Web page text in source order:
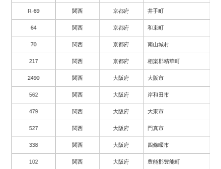
R-69 関西 京都府 井手町
64 関西 京都府 和束町
70 関西 京都府 南山城村
217 関西 京都府 相楽郡精華町
2490 関西 大阪府 大阪市
562 関西 大阪府 岸和田市
479 関西 大阪府 大東市
527 関西 大阪府 門真市
338 関西 大阪府 四條畷市
102 関西 大阪府 豊能郡豊能町